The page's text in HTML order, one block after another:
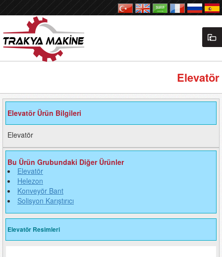
Elevatör
Elevatör Ürün Bilgileri
Elevatör
Bu Ürün Grubundaki Diğer Ürünler
Elevatör
Helezon
Konveyör Bant
Solisyon Karıştırıcı
Elevatör Resimleri